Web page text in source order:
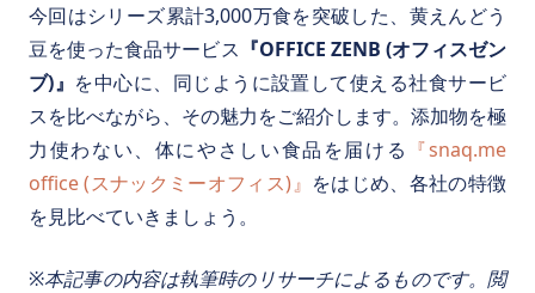
今回はシリーズ累計3,000万食を突破した、黄えんどう
豆を使った食品サービス 『OFFICE ZENB (オフィスゼン
ブ)』 を中心に、同じように設置して使える社食サービ
スを比べながら、その魅力をご紹介します。添加物を極
力使わない、体にやさしい食品を届ける 『snaq.me
office (スナックミーオフィス)』 をはじめ、各社の特徴
を見比べていきましょう。
※本記事の内容は執筆時のリサーチによるものです。閲